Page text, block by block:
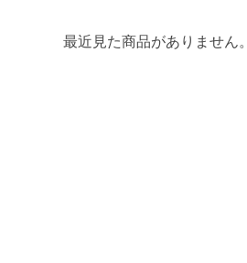
最近見た商品がありません。